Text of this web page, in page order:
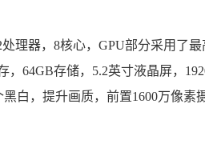
理器，8核心，GPU部分采用了最
，64GB存储，5.2英寸液晶屏，
白，提升画质，前置1600万像素